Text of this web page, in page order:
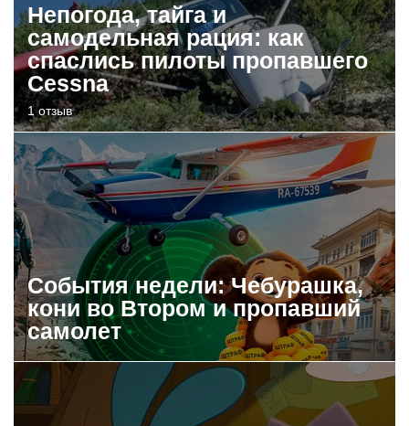
Непогода, тайга и
самодельная рация: как
спаслись пилоты пропавшего
Cessna
1 отзыв
События недели: Чебурашка,
кони во Втором и пропавший
самолет